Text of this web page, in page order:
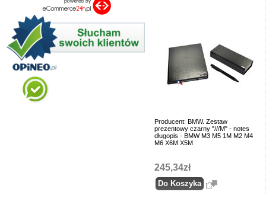
Producent: BMW. Zestaw
prezentowy czarny "///M" - notes
długopis - BMW M3 M5 1M M2 M4
M6 X6M X5M
245,34zł